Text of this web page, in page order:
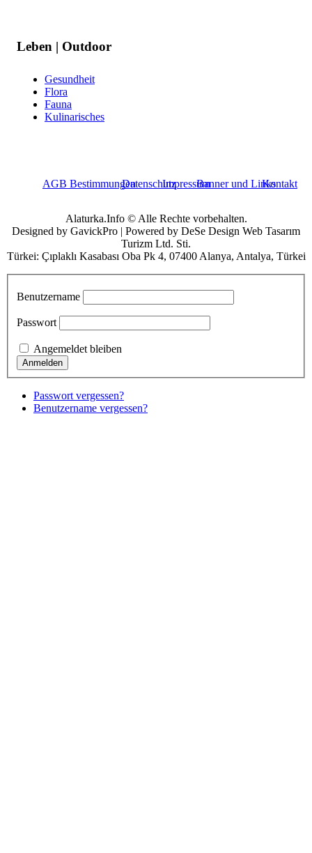
Leben | Outdoor
Gesundheit
Flora
Fauna
Kulinarisches
AGB BestimmungenDatenschutzImpressumBanner und LinksKontakt
Alaturka.Info © Alle Rechte vorbehalten.
Designed by GavickPro | Powered by DeSe Design Web Tasarım
Turizm Ltd. Sti.
Türkei: Çıplaklı Kasabası Oba Pk 4, 07400 Alanya, Antalya, Türkei
Benutzername
Passwort
Angemeldet bleiben
Passwort vergessen?
Benutzername vergessen?